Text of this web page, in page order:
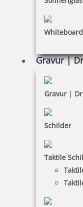
Gravur |
Gravur |
Schilder
Taktile
Impressum
Widerruf
Barrierefreiheit
Vertrag widerrufen
Mein Konto